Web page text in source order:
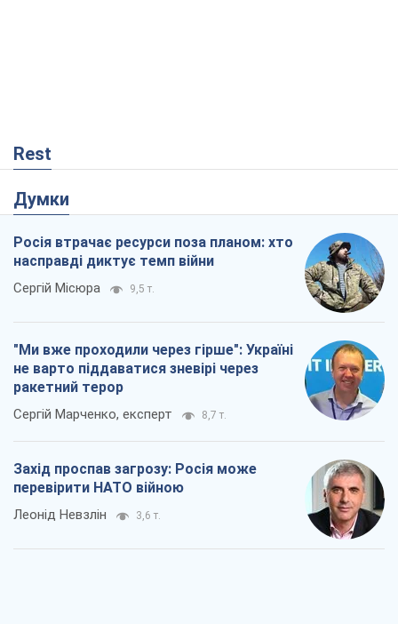
Rest
Думки
Росія втрачає ресурси поза планом: хто
насправді диктує темп війни
Сергій Місюра 9,5 т.
"Ми вже проходили через гірше": Україні
не варто піддаватися зневірі через
ракетний терор
Сергій Марченко, експерт 8,7 т.
Захід проспав загрозу: Росія може
перевірити НАТО війною
Леонід Невзлін 3,6 т.